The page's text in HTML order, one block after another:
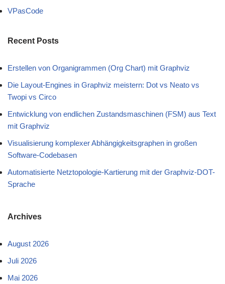
VPasCode
Recent Posts
Erstellen von Organigrammen (Org Chart) mit Graphviz
Die Layout-Engines in Graphviz meistern: Dot vs Neato vs
Twopi vs Circo
Entwicklung von endlichen Zustandsmaschinen (FSM) aus Text
mit Graphviz
Visualisierung komplexer Abhängigkeitsgraphen in großen
Software-Codebasen
Automatisierte Netztopologie-Kartierung mit der Graphviz-DOT-
Sprache
Archives
August 2026
Juli 2026
Mai 2026